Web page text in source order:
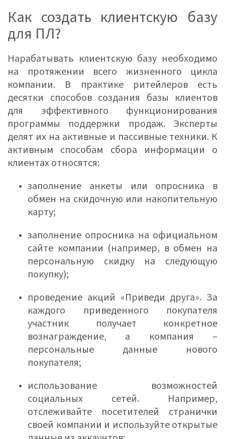
Как создать клиентскую базу
для ПЛ?
Нарабатывать клиентскую базу необходимо
на протяжении всего жизненного цикла
компании. В практике ритейлеров есть
десятки способов создания базы клиентов
для эффективного функционирования
программы поддержки продаж. Эксперты
делят их на активные и пассивные техники. К
активным способам сбора информации о
клиентах относятся:
заполнение анкеты или опросника в
обмен на скидочную или накопительную
карту;
заполнение опросника на официальном
сайте компании (например, в обмен на
персональную скидку на следующую
покупку);
проведение акций «Приведи друга». За
каждого приведенного покупателя
участник получает конкретное
вознаграждение, а компания –
персональные данные нового
покупателя;
использование возможностей
социальных сетей. Например,
отслеживайте посетителей странички
своей компании и используйте открытые